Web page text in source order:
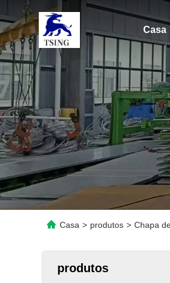
Casa
Casa > produtos > Chapa
produtos